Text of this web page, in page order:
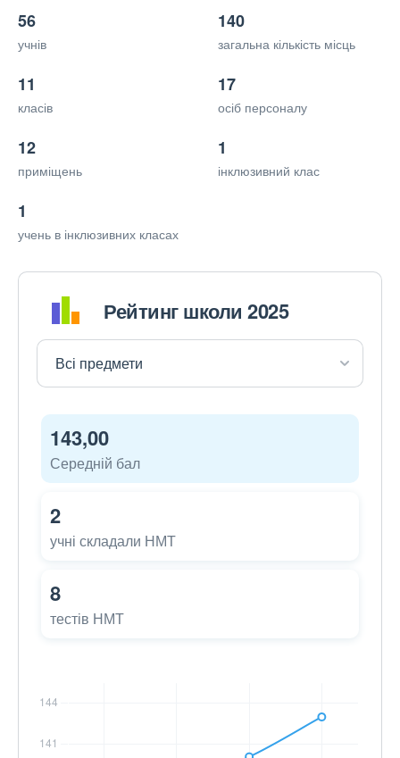
56
учнів
140
загальна кількість місць
11
класів
17
осіб персоналу
12
приміщень
1
інклюзивний клас
1
учень в інклюзивних класах
Рейтинг школи 2025
143,00
Середній бал
2
учні складали НМТ
8
тестів НМТ